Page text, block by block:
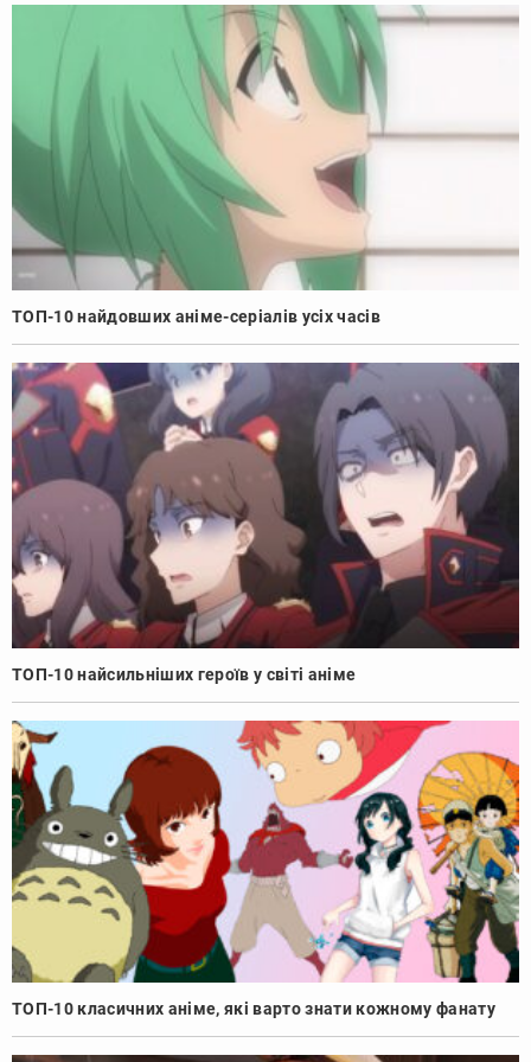
ТОП-10 найдовших аніме-серіалів усіх часів
ТОП-10 найсильніших героїв у світі аніме
ТОП-10 класичних аніме, які варто знати кожному фанату